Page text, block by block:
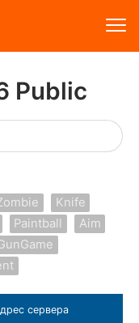
Public
Knife
Paintball
Aim
сервера